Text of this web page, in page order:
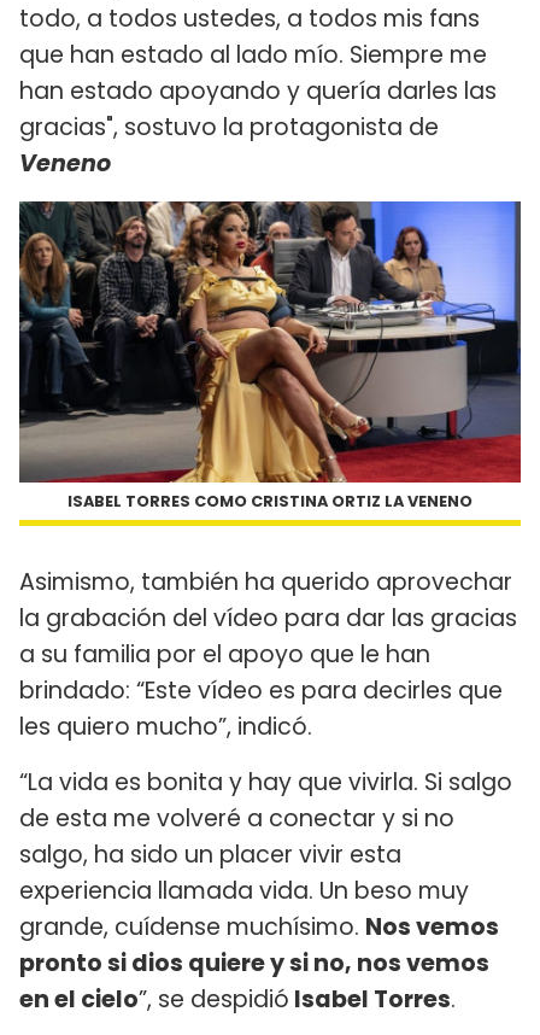
todo, a todos ustedes, a todos mis fans
que han estado al lado mío. Siempre me
han estado apoyando y quería darles las
gracias", sostuvo la protagonista de
Veneno
ISABEL TORRES COMO CRISTINA ORTIZ LA VENENO
Asimismo, también ha querido aprovechar
la grabación del vídeo para dar las gracias
a su familia por el apoyo que le han
brindado: “Este vídeo es para decirles que
les quiero mucho”, indicó.
“La vida es bonita y hay que vivirla. Si salgo
de esta me volveré a conectar y si no
salgo, ha sido un placer vivir esta
experiencia llamada vida. Un beso muy
grande, cuídense muchísimo. Nos vemos
pronto si dios quiere y si no, nos vemos
en el cielo”, se despidió Isabel Torres.